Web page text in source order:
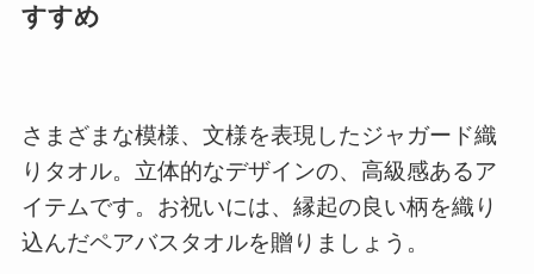
すすめ
さまざまな模様、文様を表現したジャガード織
りタオル。立体的なデザインの、高級感あるア
イテムです。お祝いには、縁起の良い柄を織り
込んだペアバスタオルを贈りましょう。